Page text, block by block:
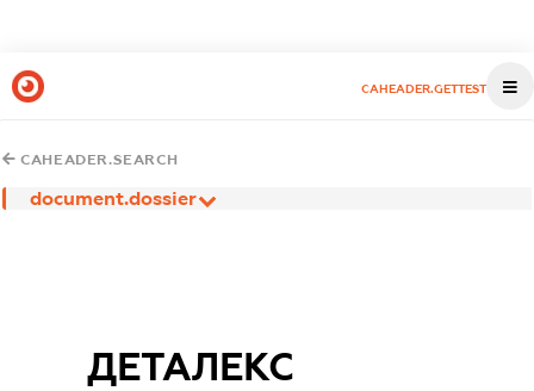
CAHEADER.GETTEST
CAHEADER.SEARCH
document.dossier
ДЕТАЛЕКС